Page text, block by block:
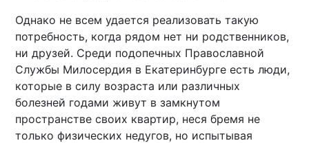
Однако не всем удается реализовать такую
потребность, когда рядом нет ни родственников,
ни друзей. Среди подопечных Православной
Службы Милосердия в Екатеринбурге есть люди,
которые в силу возраста или различных
болезней годами живут в замкнутом
пространстве своих квартир, неся бремя не
только физических недугов, но испытывая